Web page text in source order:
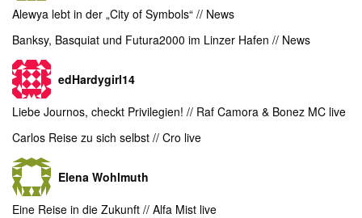
Alewya lebt in der „City of Symbols“ // News
Banksy, Basquiat und Futura2000 im Linzer Hafen // News
edHardygirl14
Liebe Journos, checkt Privilegien! // Raf Camora & Bonez MC live
Carlos Reise zu sich selbst // Cro live
Elena Wohlmuth
Eine Reise in die Zukunft // Alfa Mist live